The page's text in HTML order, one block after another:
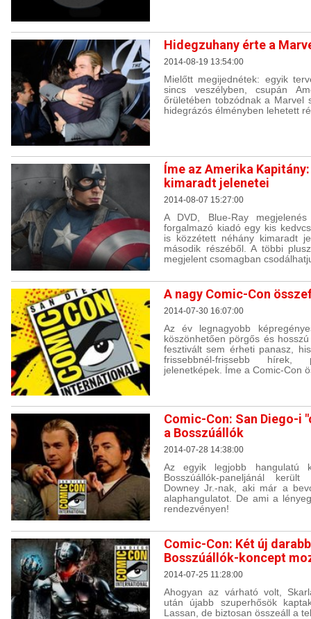
Hidegzuhany érte a
2014-08-19 13:54:00
Mielőtt megijednétek: egyik
sincs veszélyben, csupán
őrületében tobzódnak a Marvel
hidegrázós élményben lehetett
Íme az Amerika
kimaradt jelenetei
2014-08-07 15:27:00
A DVD, Blue-Ray
forgalmazó kiadó egy kis
is közzétett néhány kimaradt
második részéből. A többi
megjelent csomagban
A nagy Comic-Con
2014-07-30 16:07:00
Az év legnagyobb
köszönhetően pörgős és
fesztivált sem érheti panasz,
frissebbnél-frissebb
jelenetképek. Íme a Comic-Con
Comic-Con: San Diego-
a Bosszúállók
2014-07-28 14:38:00
Az egyik legjobb hangulatú
Bosszúállók-paneljánál
Downey Jr.-nak, aki már a
alaphangulatot. De ami a
rendezvényen!
Comic-Con: Két új
Bosszúállók-koncept
2014-07-25 11:28:00
Ahogyan az várható volt,
után újabb szuperhősök
Lassan, de biztosan összeáll a